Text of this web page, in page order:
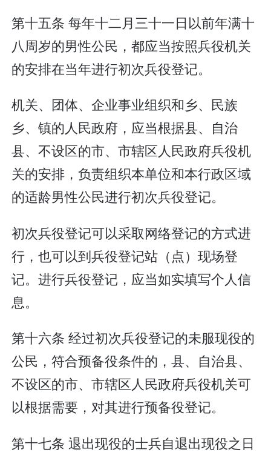
第十五条 每年十二月三十一日以前年满十
八周岁的男性公民，都应当按照兵役机关
的安排在当年进行初次兵役登记。
机关、团体、企业事业组织和乡、民族
乡、镇的人民政府，应当根据县、自治
县、不设区的市、市辖区人民政府兵役机
关的安排，负责组织本单位和本行政区域
的适龄男性公民进行初次兵役登记。
初次兵役登记可以采取网络登记的方式进
行，也可以到兵役登记站（点）现场登
记。进行兵役登记，应当如实填写个人信
息。
第十六条 经过初次兵役登记的未服现役的
公民，符合预备役条件的，县、自治县、
不设区的市、市辖区人民政府兵役机关可
以根据需要，对其进行预备役登记。
第十七条 退出现役的士兵自退出现役之日